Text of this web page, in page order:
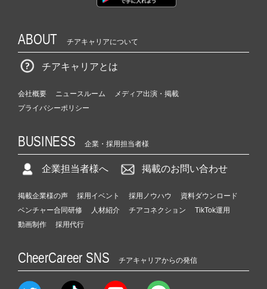
ABOUT チアキャリアについて
チアキャリアとは
会社概要 ニュースルーム
メディア出演・掲載
プライバシーポリシー
BUSINESS 企業・採用担当者様
企業担当者様へ 掲載のお問い合わせ
掲載企業様の声 採用イベント 採用ノウハウ
資料ダウンロード
ベンチャー合同研修
人材紹介 チアコネクション
TikTok運用
動画制作
採用代行
CheerCareer SNS チアキャリアからの発信